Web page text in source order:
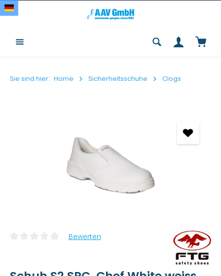
Zum Hauptinhalt springen
Sie sind hier: Home Sicherheitsschuhe Clogs
Durchschnittliche Bewertung von 0 von 5 Sternen
Bewerten